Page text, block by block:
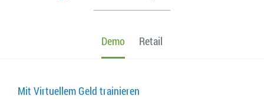
Demo Retail
Mit Virtuellem Geld trainieren